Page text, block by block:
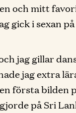
och mitt
gick i sexan
jag gillar
jag extra
första bilden
på Sri